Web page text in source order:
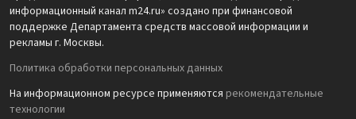
информационный канал m24.ru» создано при финансовой
поддержке Департамента средств массовой информации и
рекламы г. Москвы.
Политика обработки персональных данных
На информационном ресурсе применяются рекомендательные
технологии